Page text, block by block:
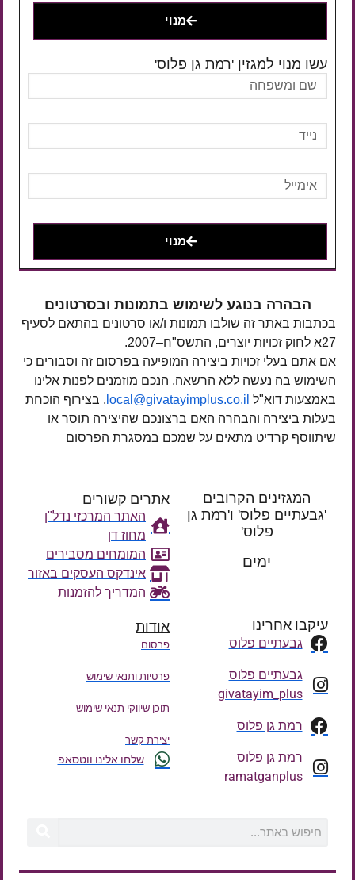
מנוי
עשו מנוי למגזין 'רמת גן פלוס'
מנוי
הבהרה בנוגע לשימוש בתמונות ובסרטונים
בכתבות באתר זה שולבו תמונות ו/או סרטונים בהתאם לסעיף
27א לחוק זכויות יוצרים, התשס"ח–2007.
אם אתם בעלי זכויות ביצירה המופיעה בפרסום זה וסבורים כי
השימוש בה נעשה ללא הרשאה, הנכם מוזמנים לפנות אלינו
באמצעות דוא"ל local@givatayimplus.co.il , בצירוף הוכחת
בעלות ביצירה והבהרה האם ברצונכם שהיצירה תוסר או
שיתווסף קרדיט מתאים על שמכם במסגרת הפרסום
המגזינים הקרובים
'גבעתיים פלוס' ו'רמת גן
פלוס'
ימים
אתרים קשורים
האתר המרכזי נדל"ן
מחוז דן
המומחים מסבירים
אינדקס העסקים באזור
המדריך להזמנות
עיקבו אחרינו
גבעתיים פלוס
גבעתיים פלוס
givatayim_plus
רמת גן פלוס
רמת גן פלוס
ramatganplus
אודות
פרסום
פרטיות ותנאי שימוש
תוכן שיווקי תנאי שימוש
יצירת קשר
שלחו אלינו ווטסאפ